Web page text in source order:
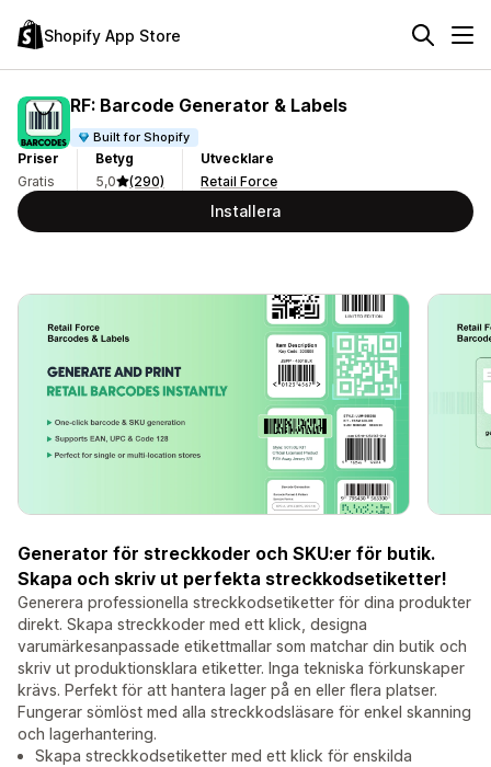
Shopify App Store
RF: Barcode Generator & Labels
Built for Shopify
Priser
Gratis
Betyg
5,0
(290)
Utvecklare
Retail Force
Installera
Generator för streckkoder och SKU:er för butik.
Skapa och skriv ut perfekta streckkodsetiketter!
Generera professionella streckkodsetiketter för dina produkter
direkt. Skapa streckkoder med ett klick, designa
varumärkesanpassade etikettmallar som matchar din butik och
skriv ut produktionsklara etiketter. Inga tekniska förkunskaper
krävs. Perfekt för att hantera lager på en eller flera platser.
Fungerar sömlöst med alla streckkodsläsare för enkel skanning
och lagerhantering.
Skapa streckkodsetiketter med ett klick för enskilda